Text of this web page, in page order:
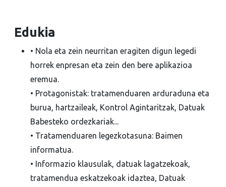
Edukia
• Nola eta zein neurritan eragiten digun legedi
horrek enpresan eta zein den bere aplikazioa
eremua.
• Protagonistak: tratamenduaren arduraduna eta
burua, hartzaileak, Kontrol Agintaritzak, Datuak
Babesteko ordezkariak...
• Tratamenduaren legezkotasuna: Baimen
informatua.
• Informazio klausulak, datuak lagatzekoak,
tratamendua eskatzekoak idaztea, Datuak